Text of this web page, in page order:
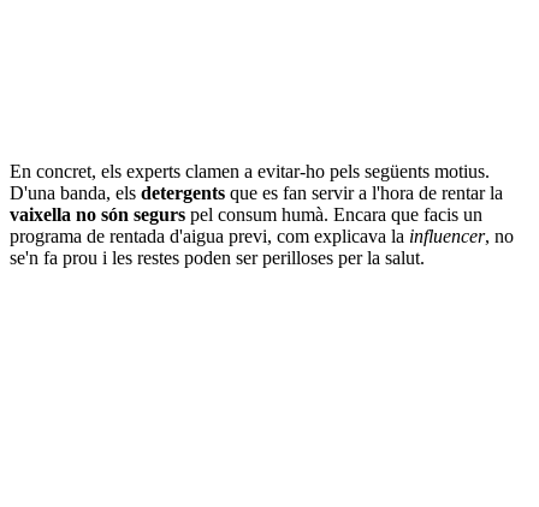
En concret, els experts clamen a evitar-ho pels següents motius.
D'una banda, els detergents que es fan servir a l'hora de rentar la
vaixella no són segurs pel consum humà. Encara que facis un
programa de rentada d'aigua previ, com explicava la influencer, no
se'n fa prou i les restes poden ser perilloses per la salut.